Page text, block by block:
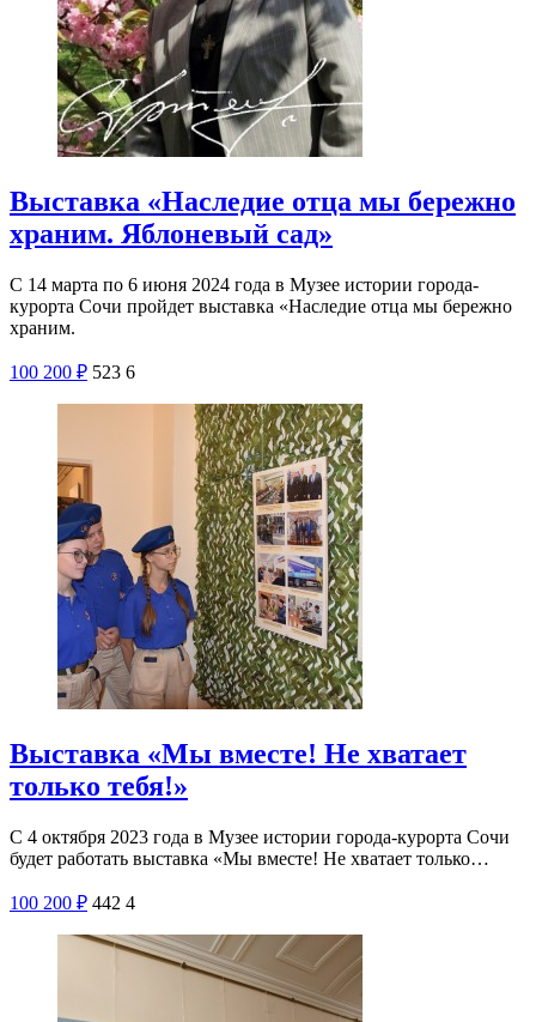
Выставка «Наследие отца мы бережно
храним. Яблоневый сад»
С 14 марта по 6 июня 2024 года в Музее истории города-
курорта Сочи пройдет выставка «Наследие отца мы бережно
храним.
100 200 ₽ 523 6
Выставка «Мы вместе! Не хватает
только тебя!»
С 4 октября 2023 года в Музее истории города-курорта Сочи
будет работать выставка «Мы вместе! Не хватает только…
100 200 ₽ 442 4